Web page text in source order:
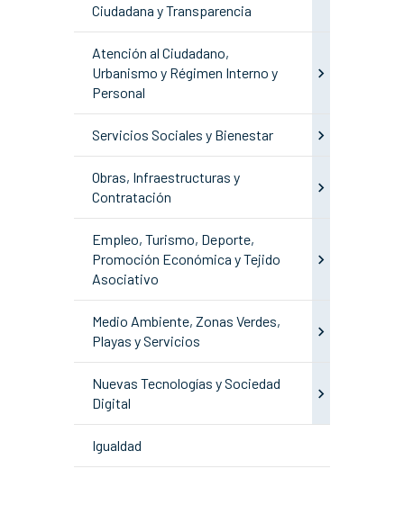
Ciudadana y Transparencia
Atención al Ciudadano,
Urbanismo y Régimen Interno y
Personal
Servicios Sociales y Bienestar
Obras, Infraestructuras y
Contratación
Empleo, Turismo, Deporte,
Promoción Económica y Tejido
Asociativo
Medio Ambiente, Zonas Verdes,
Playas y Servicios
Nuevas Tecnologías y Sociedad
Digital
Igualdad